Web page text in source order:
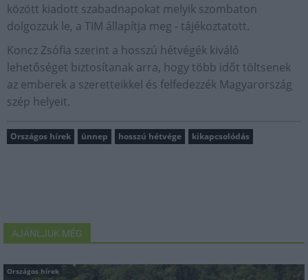
között kiadott szabadnapokat melyik szombaton
dolgozzuk le, a TIM állapítja meg - tájékoztatott.
Koncz Zsófia szerint a hosszú hétvégék kiváló
lehetőséget biztosítanak arra, hogy több időt töltsenek
az emberek a szeretteikkel és felfedezzék Magyarország
szép helyeit.
Országos hírek ünnep hosszú hétvége kikapcsolódás
AJÁNLJUK MÉG
Országos hírek